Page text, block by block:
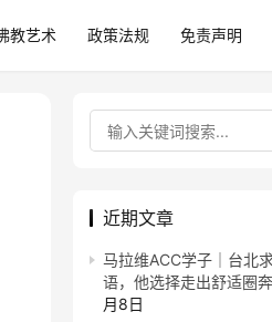
教艺术 政策法规 免责声明
近期文章
马拉维ACC学子｜台北
语，他选择走出舒适圈
月8日